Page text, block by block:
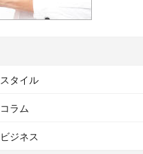
スタイル
コラム
ビジネス